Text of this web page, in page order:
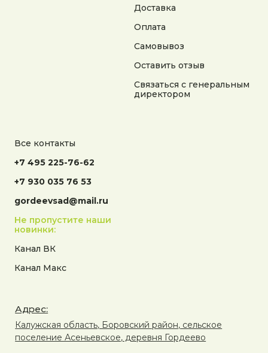
Доставка
Оплата
Самовывоз
Оставить отзыв
Связаться с генеральным
директором
Все контакты
+7 495 225-76-62
+7 930 035 76 53
gordeevsad@mail.ru
Не пропустите наши
новинки:
Канал ВК
Канал Макс